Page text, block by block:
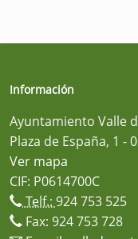
Información
Ayuntamiento Valle
Plaza de España, 1 -
Ver mapa
CIF: P0614700C
Telf.: 924 753 525
Fax: 924 753 728